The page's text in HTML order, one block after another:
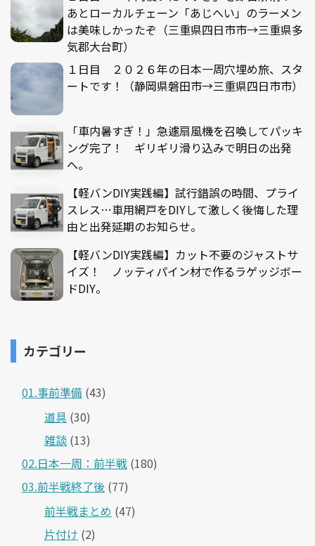
あとローカルチェーン「あじへい」のラーメン
は美味しかったぞ（三重県四日市市→三重県多
気郡大台町）
１日目 ２０２６年の日本一周穴埋め旅、スタ
ートです！（静岡県磐田市→三重県四日市市）
「車内暑すぎ！」急遽扇風機を召喚してパッキ
ング完了！ ギリギリ滑り込みで明日の出発
へ。
【軽バンDIY実践編】試行錯誤の時間、プライ
スレス…車用網戸をDIYして激しく後悔した理
由と出発延期のお知らせ。
【軽バンDIY実践編】カット不要のジャストサ
イズ！ ノッティパイン材で作るラゲッジボー
ドDIY。
カテゴリー
01.事前準備 (43)
道具 (30)
雑談 (13)
02.日本一周：前半戦 (180)
03.前半戦終了後 (77)
前半戦まとめ (47)
片付け (2)